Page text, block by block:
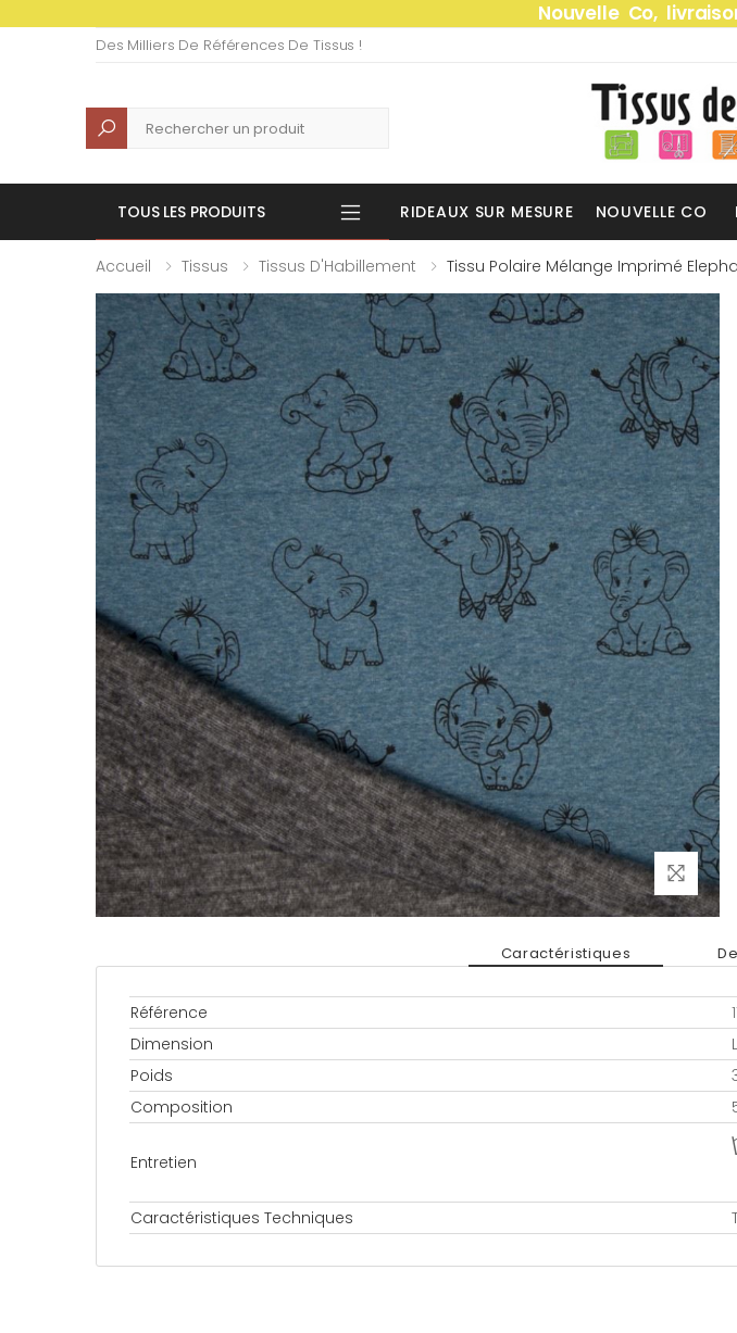
Nouvelle Co,
Des Milliers De Références De Tissus !
Recherche
TOUS LES PRODUITS RIDEAUX SUR MESURE NOUVELLE CO
Accueil Tissus Tissus D'Habillement Tissu Polaire Mélange Imprimé
Caractéristiques
Référence
Dimension
Poids
Composition
Entretien
Caractéristiques Techniques